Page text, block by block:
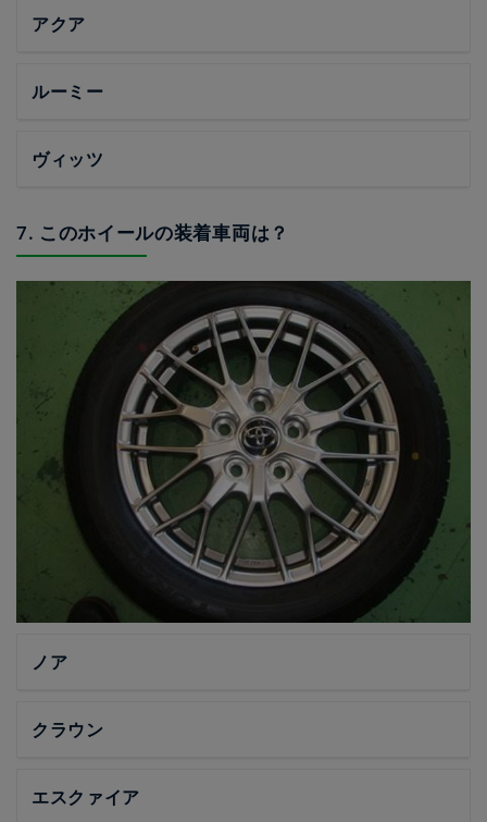
アクア
ルーミー
ヴィッツ
7. このホイールの装着車両は？
ノア
クラウン
エスクァイア